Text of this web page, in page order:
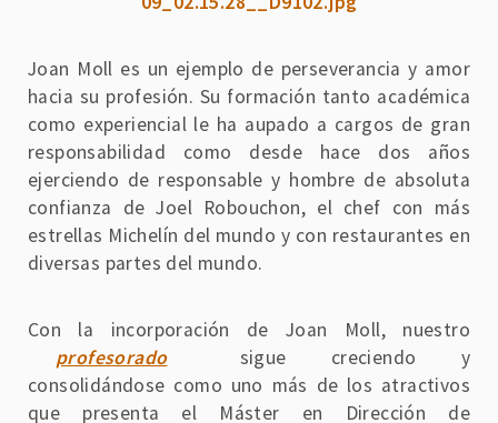
Joan Moll es un ejemplo de perseverancia y amor
hacia su profesión. Su formación tanto académica
como experiencial le ha aupado a cargos de gran
responsabilidad como desde hace dos años
ejerciendo de responsable y hombre de absoluta
confianza de Joel Robouchon, el chef con más
estrellas Michelín del mundo y con restaurantes en
diversas partes del mundo.
Con la incorporación de Joan Moll, nuestro
profesorado
sigue creciendo y
consolidándose como uno más de los atractivos
que presenta el Máster en Dirección de